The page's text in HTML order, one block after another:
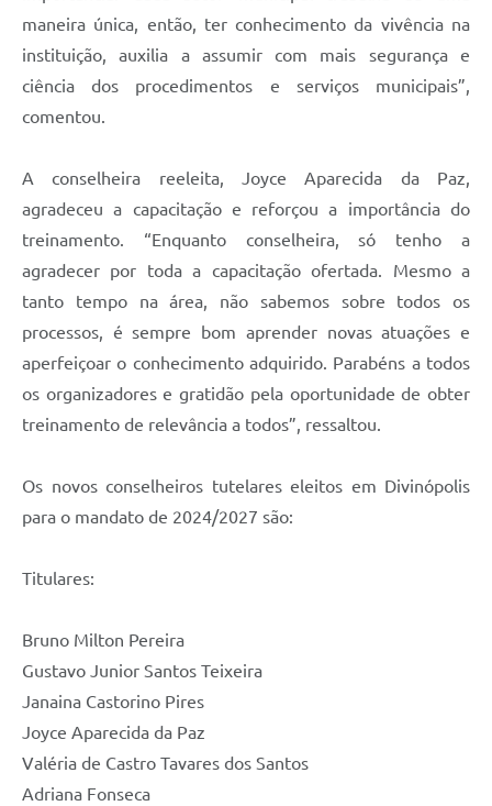
maneira única, então, ter conhecimento da vivência na
instituição, auxilia a assumir com mais segurança e
ciência dos procedimentos e serviços municipais”,
comentou.
A conselheira reeleita, Joyce Aparecida da Paz,
agradeceu a capacitação e reforçou a importância do
treinamento. “Enquanto conselheira, só tenho a
agradecer por toda a capacitação ofertada. Mesmo a
tanto tempo na área, não sabemos sobre todos os
processos, é sempre bom aprender novas atuações e
aperfeiçoar o conhecimento adquirido. Parabéns a todos
os organizadores e gratidão pela oportunidade de obter
treinamento de relevância a todos”, ressaltou.
Os novos conselheiros tutelares eleitos em Divinópolis
para o mandato de 2024/2027 são:
Titulares:
Bruno Milton Pereira
Gustavo Junior Santos Teixeira
Janaina Castorino Pires
Joyce Aparecida da Paz
Valéria de Castro Tavares dos Santos
Adriana Fonseca